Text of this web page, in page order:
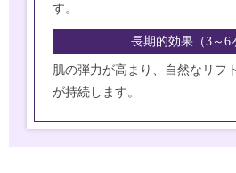
す。
長期的効果 （3～6
肌の弾力が高まり、自然なリフ
が持続します。